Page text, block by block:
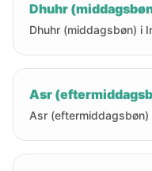
Dhuhr
Dhuhr (middagsbøn) i
Asr
Asr (eftermiddagsbøn)